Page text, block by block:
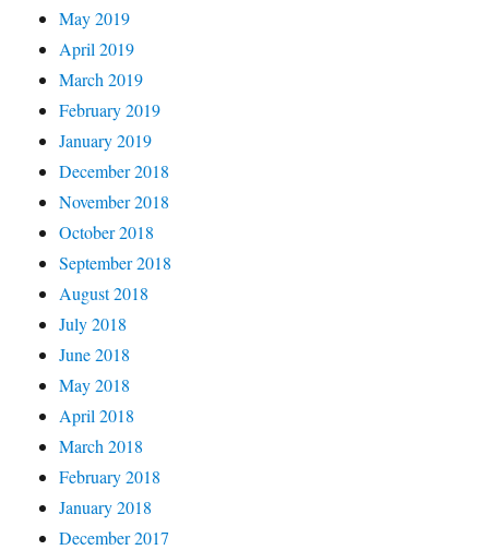
May 2019
April 2019
March 2019
February 2019
January 2019
December 2018
November 2018
October 2018
September 2018
August 2018
July 2018
June 2018
May 2018
April 2018
March 2018
February 2018
January 2018
December 2017